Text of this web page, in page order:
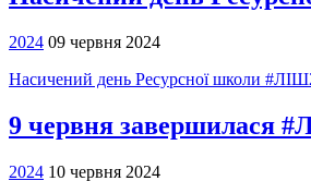
2024 09 червня 2024
Насичений день Ресурсної школи
9 червня завершилася
2024 10 червня 2024